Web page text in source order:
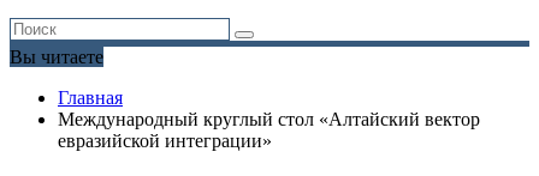
Вы читаете
Главная
Международный круглый стол «Алтайский вектор
евразийской интеграции»